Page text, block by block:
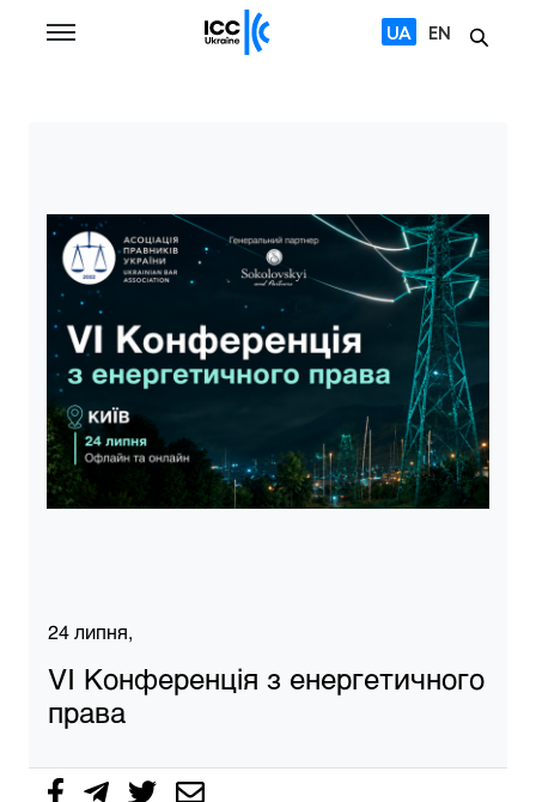
UA EN
24 липня,
VI Конференція з енергетичного
права